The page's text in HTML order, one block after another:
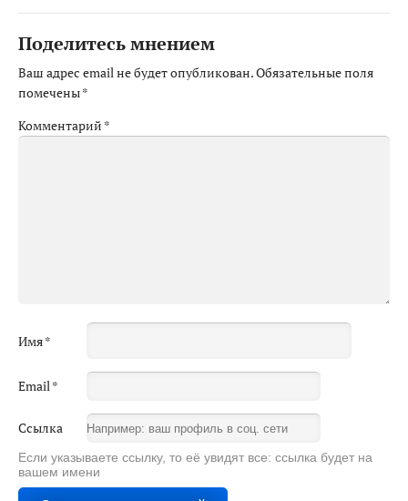
Поделитесь мнением
Ваш адрес email не будет опубликован.Обязательные поля
помечены*
Комментарий *
Имя*
Email*
Ссылка
Если указываете ссылку, то её увидят все: ссылка будет на
вашем имени